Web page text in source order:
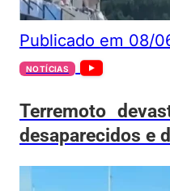
Publicado em 08/
NOTÍCIAS
Terremoto
desaparecidos e